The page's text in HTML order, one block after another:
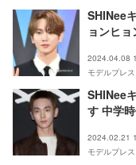
SHINee
ョンヒ
2024.04.08
モデルプレス
SHINee
す 中学
2024.02.21
モデルプレス